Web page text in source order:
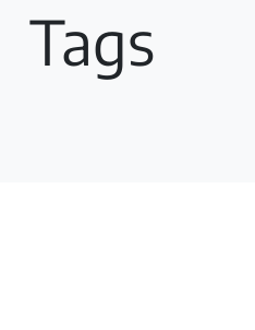
Tags